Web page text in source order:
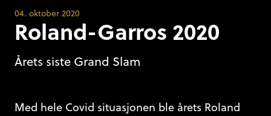
04. oktober 2020
Roland-Garros 2020
Årets siste Grand Slam
Med hele Covid situasjonen ble årets Roland